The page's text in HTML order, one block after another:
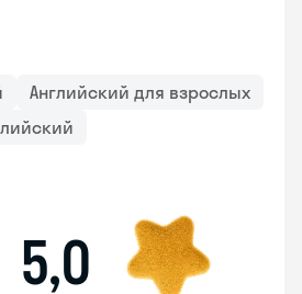
Английский для взрослых
5,0